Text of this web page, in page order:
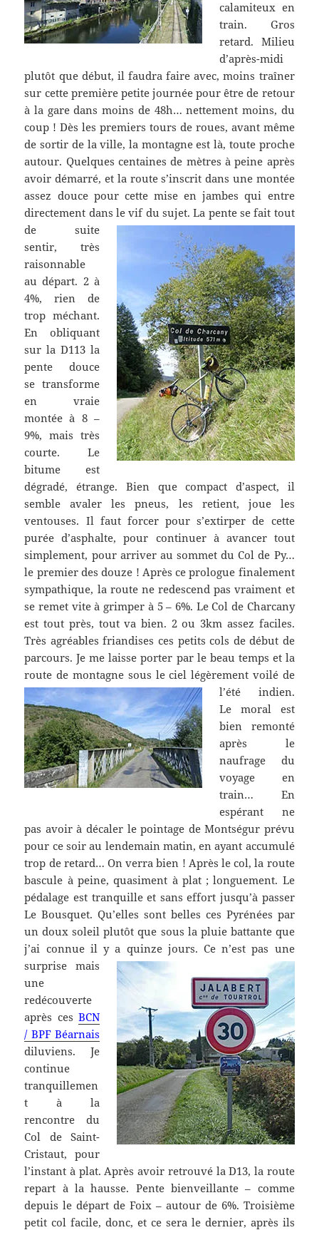
calamiteux en
train. Gros
retard. Milieu
d’après-midi
plutôt que début, il faudra faire avec, moins traîner
sur cette première petite journée pour être de retour
à la gare dans moins de 48h… nettement moins, du
coup ! Dès les premiers tours de roues, avant même
de sortir de la ville, la montagne est là, toute proche
autour. Quelques centaines de mètres à peine après
avoir démarré, et la route s’inscrit dans une montée
assez douce pour cette mise en jambes qui entre
directement dans le vif du sujet.La pente se fait tout
de suite
sentir, très
raisonnable
au départ. 2 à
4%, rien de
trop méchant.
En obliquant
sur la D113 la
pente douce
se transforme
en vraie
montée à 8 –
9%, mais très
courte. Le
bitume est
dégradé, étrange. Bien que compact d’aspect, il
semble avaler les pneus, les retient, joue les
ventouses. Il faut forcer pour s’extirper de cette
purée d’asphalte, pour continuer à avancer tout
simplement, pour arriver au sommet du Col de Py…
le premier des douze ! Après ce prologue finalement
sympathique, la route ne redescend pas vraiment et
se remet vite à grimper à 5 – 6%. Le Col de Charcany
est tout près, tout va bien. 2 ou 3km assez faciles.
Très agréables friandises ces petits cols de début de
parcours. Je me laisse porter par le beau temps et la
route de montagne sous le ciel légèrement voilé de
l’été indien.
Le moral est
bien remonté
après le
naufrage du
voyage en
train… En
espérant ne
pas avoir à décaler le pointage de Montségur prévu
pour ce soir au lendemain matin, en ayant accumulé
trop de retard… On verra bien ! Après le col, la route
bascule à peine, quasiment à plat ; longuement. Le
pédalage est tranquille et sans effort jusqu’à passer
Le Bousquet. Qu’elles sont belles ces Pyrénées par
un doux soleil plutôt que sous la pluie battante que
j’ai connue il y a quinze jours. Ce n’est pas une
surprise mais
une
redécouverte
après ces BCN
/ BPF Béarnais
diluviens. Je
continue
tranquillemen
t à la
rencontre du
Col de Saint-
Cristaut, pour
l’instant à plat. Après avoir retrouvé la D13, la route
repart à la hausse. Pente bienveillante – comme
depuis le départ de Foix – autour de 6%. Troisième
petit col facile, donc, et ce sera le dernier, après ils